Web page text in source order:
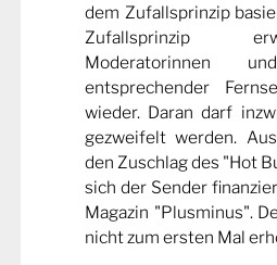
dem Zufallsprinzip
Zufallsprinzip
Moderatorinnen
entsprechender
wieder. Daran darf
gezweifelt werden.
den Zuschlag des "Hot
sich der Sender
Magazin "Plusminus".
nicht zum ersten Mal